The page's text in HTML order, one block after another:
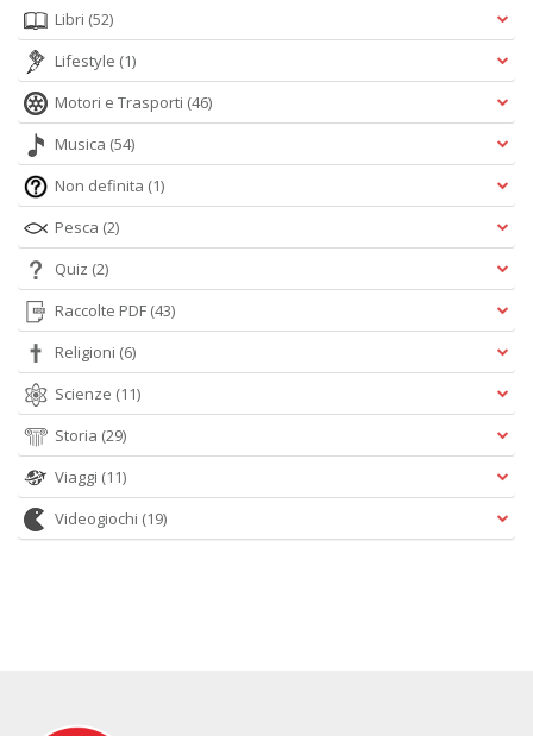
Libri (52)
Lifestyle (1)
Motori e Trasporti (46)
Musica (54)
Non definita (1)
Pesca (2)
Quiz (2)
Raccolte PDF (43)
Religioni (6)
Scienze (11)
Storia (29)
Viaggi (11)
Videogiochi (19)